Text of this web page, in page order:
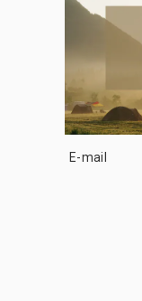
E-mail